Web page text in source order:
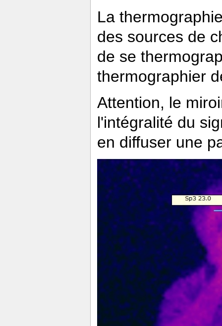
La
des sources de
de se
thermographier
Attention, le
l'intégralité du
en diffuser une